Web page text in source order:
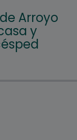
Arroyo
y